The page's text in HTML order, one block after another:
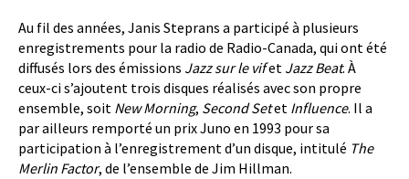
Au fil des années, Janis Steprans a participé à plusieurs
enregistrements pour la radio de Radio-Canada, qui ont été
diffusés lors des émissions Jazz sur le vifet Jazz Beat. À
ceux-ci s’ajoutent trois disques réalisés avec son propre
ensemble, soit New Morning, Second Setet Influence. Il a
par ailleurs remporté un prix Juno en 1993 pour sa
participation à l’enregistrement d’un disque, intitulé The
Merlin Factor, de l’ensemble de Jim Hillman.